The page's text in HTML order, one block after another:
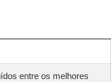
entre os melhores